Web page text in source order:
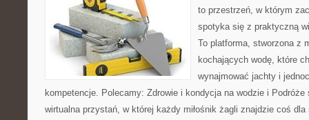
to przestrzeń, w którym
spotyka się z praktyczną
To platforma, stworzona z
kochających wodę, które
wynajmować jachty i
kompetencje. Polecamy: Zdrowie i kondycja na wodzie i
wirtualna przystań, w której każdy miłośnik żagli znajdzie coś